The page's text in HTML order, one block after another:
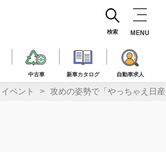
中古車 新車カタログ 自動車求人
検索 MENU
イベント 攻めの姿勢で「やっちゃえ日